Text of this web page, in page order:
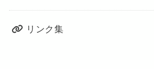
リンク集